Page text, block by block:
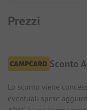
Prezzi
Sconto
Lo sconto viene
eventuali spese